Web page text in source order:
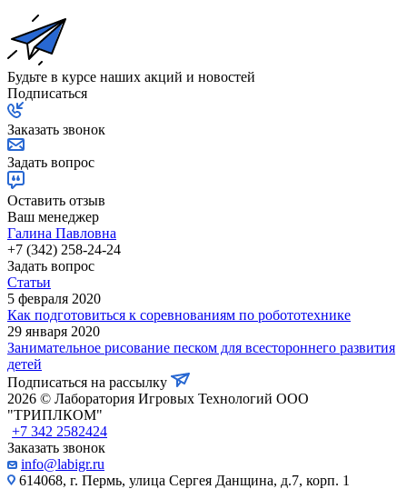
Будьте в курсе наших акций и новостей
Подписаться
Заказать звонок
Задать вопрос
Оставить отзыв
Ваш менеджер
Галина Павловна
+7 (342) 258-24-24
Задать вопрос
Статьи
5 февраля 2020
Как подготовиться к соревнованиям по робототехнике
29 января 2020
Занимательное рисование песком для всестороннего развития
детей
Подписаться на рассылку
2026 © Лаборатория Игровых Технологий ООО
"ТРИПЛКОМ"
+7 342 2582424
Заказать звонок
info@labigr.ru
614068, г. Пермь, улица Сергея Данщина, д.7, корп. 1